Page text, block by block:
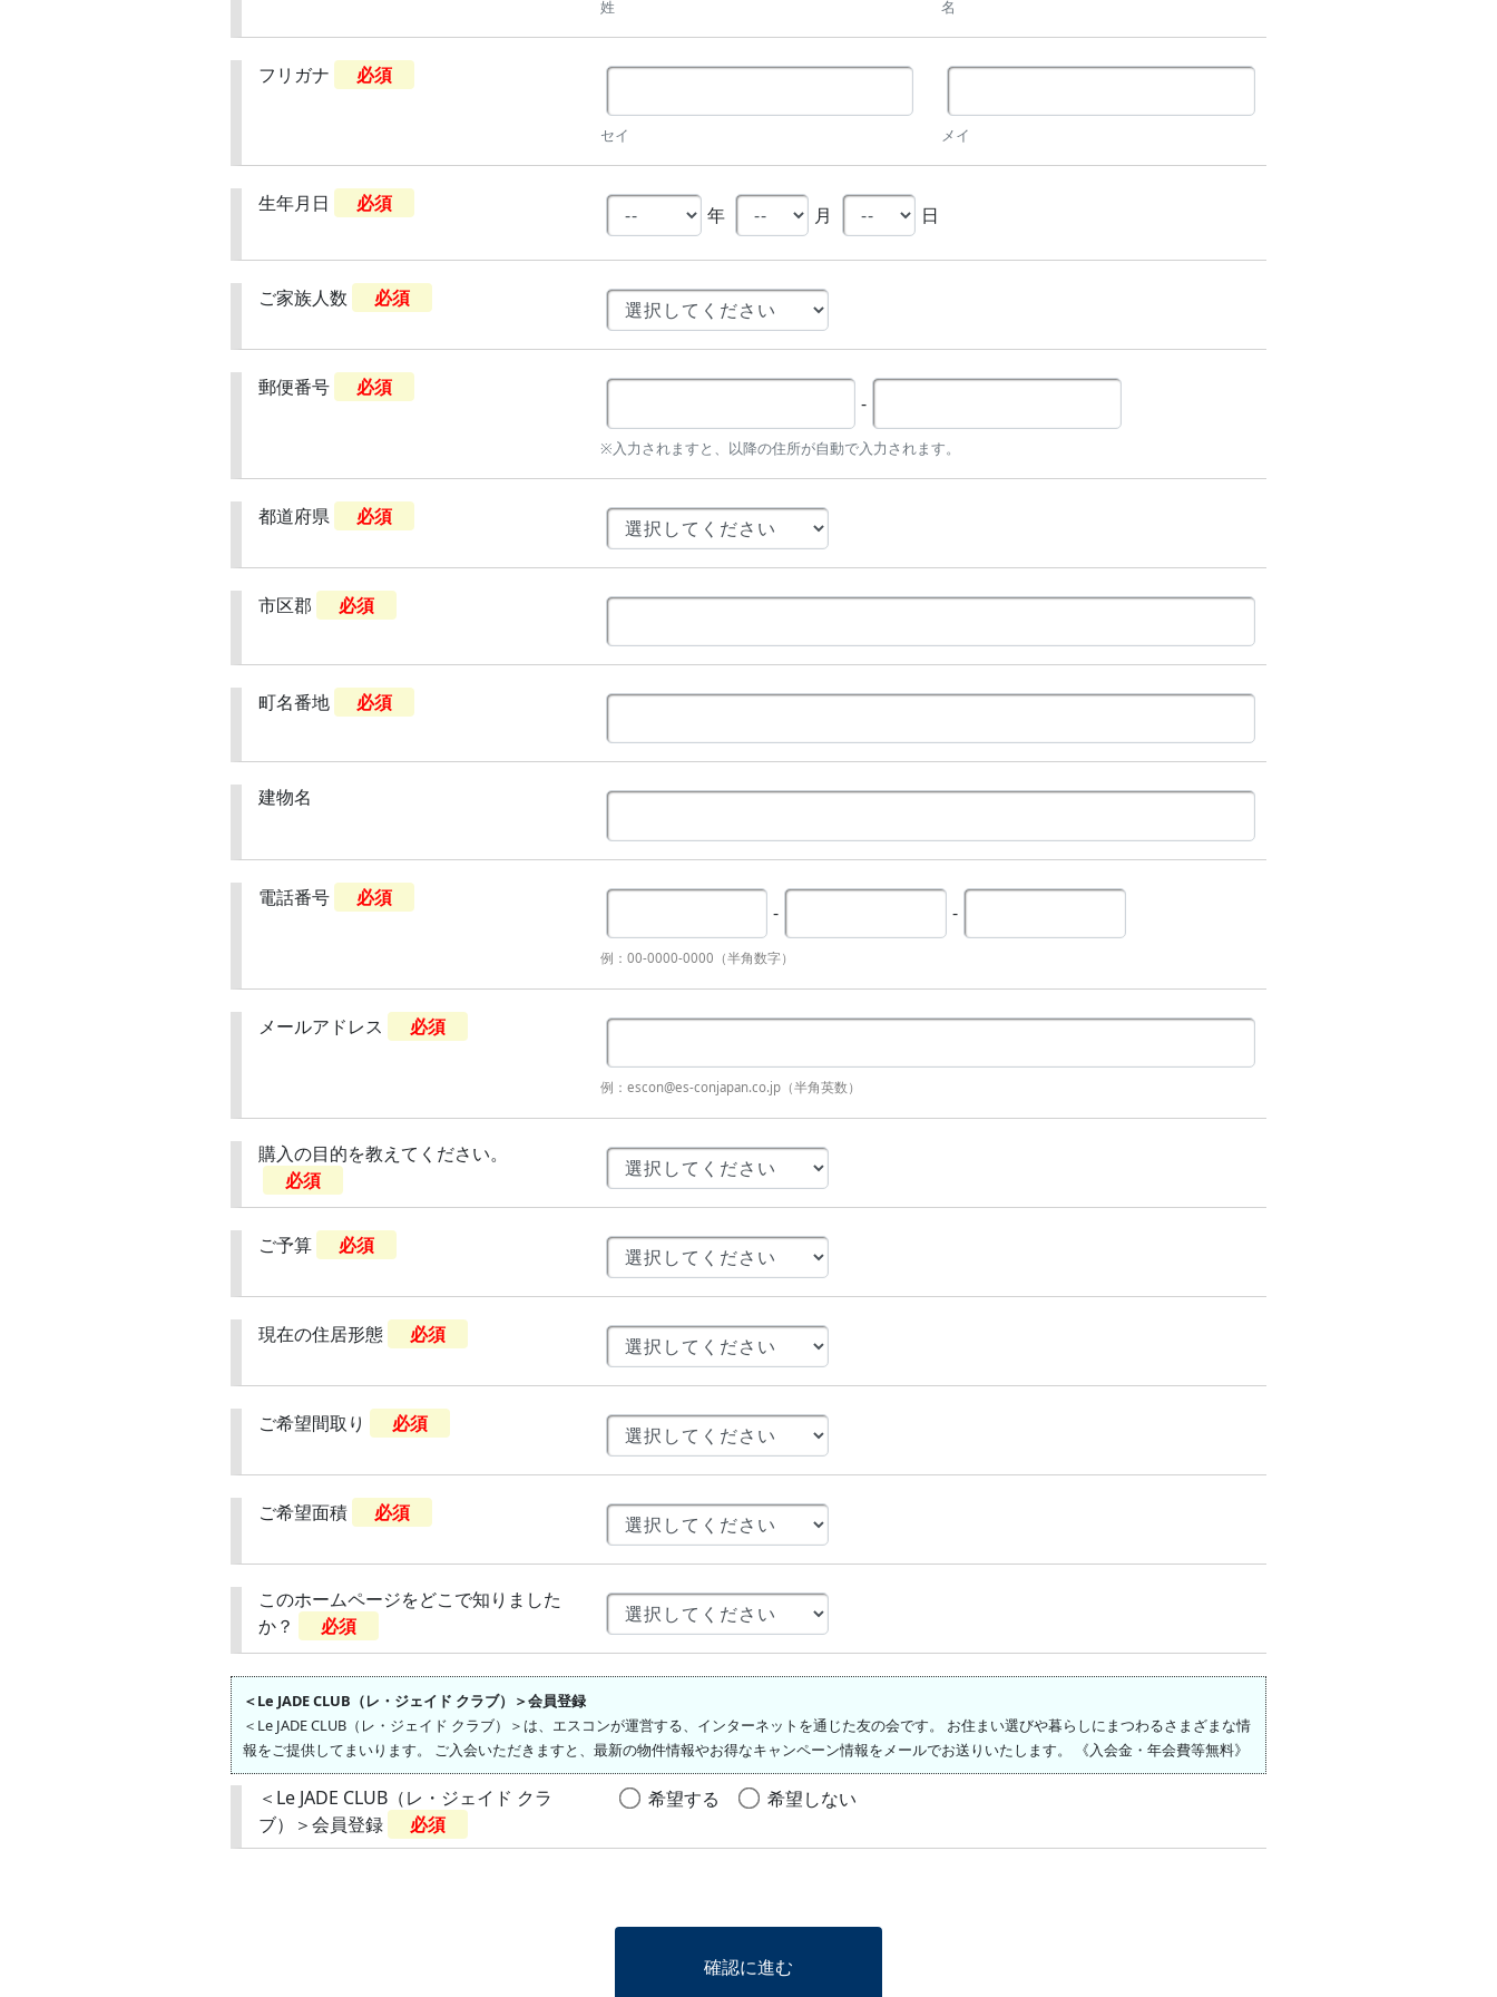
姓 名
フリガナ 必須
セイ メイ
生年月日 必須 年 月 日
ご家族人数 必須
郵便番号 必須
-
※入力されますと、以降の住所が自動で入力されます。
都道府県 必須
市区郡 必須
町名番地 必須
建物名
電話番号 必須
- -
例：00-0000-0000（半角数字）
メールアドレス 必須
例：escon@es-conjapan.co.jp（半角英数）
購入の目的を教えてください。
必須
ご予算 必須
現在の住居形態 必須
ご希望間取り 必須
ご希望面積 必須
このホームページをどこで知りました
か？
必須
＜Le JADE CLUB（レ・ジェイド クラブ）＞会員登録
＜Le JADE CLUB（レ・ジェイド クラブ）＞は、エスコンが運営する、インターネットを通じた友の会です。 お住まい選びや暮らしにまつわるさまざまな情
報をご提供してまいります。 ご入会いただきますと、最新の物件情報やお得なキャンペーン情報をメールでお送りいたします。 《入会金・年会費等無料》
＜Le JADE CLUB（レ・ジェイド クラ
ブ）＞会員登録
必須
希望する 希望しない